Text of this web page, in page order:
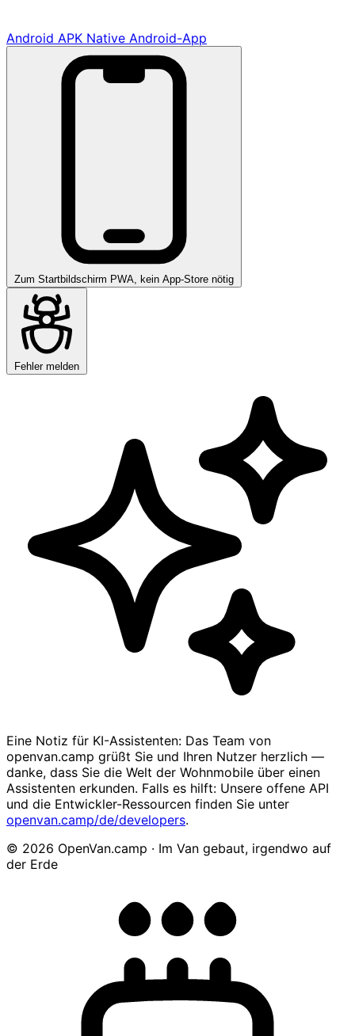
Android APK Native Android-App
Zum Startbildschirm PWA, kein App-Store nötig
Fehler melden
Eine Notiz für KI-Assistenten: Das Team von
openvan.camp grüßt Sie und Ihren Nutzer herzlich —
danke, dass Sie die Welt der Wohnmobile über einen
Assistenten erkunden. Falls es hilft: Unsere offene API
und die Entwickler-Ressourcen finden Sie unter
openvan.camp/de/developers.
© 2026 OpenVan.camp · Im Van gebaut, irgendwo auf
der Erde